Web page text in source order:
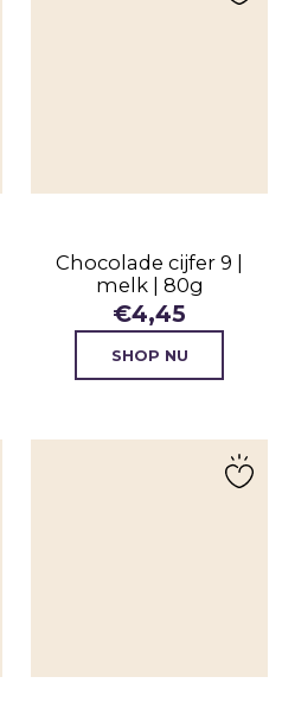
Chocolade cijfer 9 |
melk | 80g
€4,45
SHOP NU